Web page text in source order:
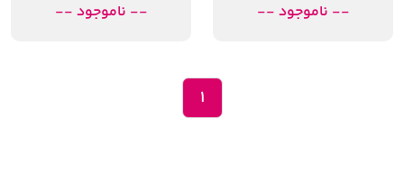
-- ناموجود -- -- ناموجود --
1